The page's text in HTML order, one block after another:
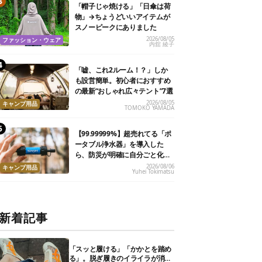
ファッション・ウェア
「帽子じゃ焼ける」「日傘は荷
物」→ちょうどいいアイテムが
スノーピークにありました
2026/08/05
内舘 綾子
キャンプ用品
「嘘、これ2ルーム！？」しか
も設営簡単。初心者におすすめ
の最新“おしゃれ広々テント”7選
2026/08/05
TOMOKO YAMADA
キャンプ用品
【99.99999%】超売れてる「ポ
ータブル浄水器」を導入した
ら、防災が明確に自分ごと化し
2026/08/06
Yuhei Tokimatsu
着記事
「スッと履ける」「かかとを踏め
る」。脱ぎ履きのイライラが消え